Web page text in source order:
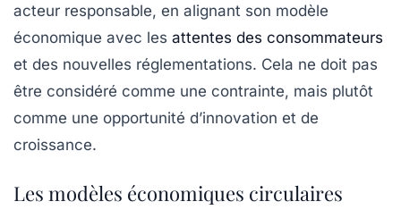
acteur responsable, en alignant son modèle
économique avec les attentes des consommateurs
et des nouvelles réglementations. Cela ne doit pas
être considéré comme une contrainte, mais plutôt
comme une opportunité d’innovation et de
croissance.
Les modèles économiques circulaires